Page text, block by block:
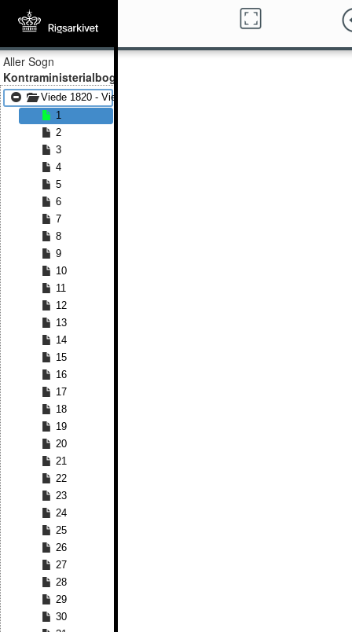
Aller Sogn
Kontraministerialbog
Viede 1820 - Viede 1875
1
2
3
4
5
6
7
8
9
10
11
12
13
14
15
16
17
18
19
20
21
22
23
24
25
26
27
28
29
30